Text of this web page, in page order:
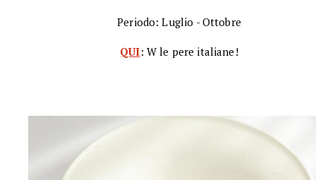
Periodo: Luglio - Ottobre
QUI: W le pere italiane!